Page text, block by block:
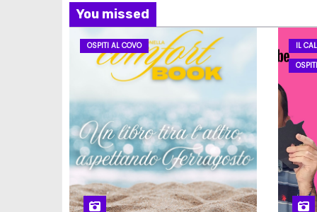
You missed
OSPITI AL COVO
IL